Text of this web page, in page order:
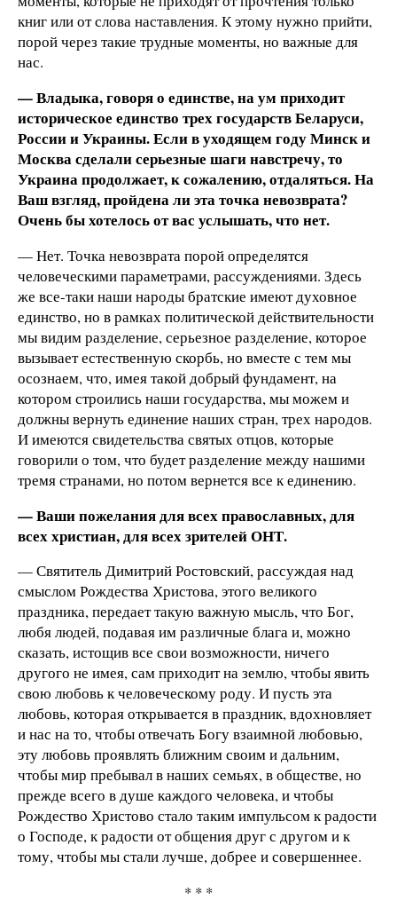
книг или от слова наставления. К этому нужно прийти,
порой через такие трудные моменты, но важные для
нас.
— Владыка, говоря о единстве, на ум приходит
историческое единство трех государств Беларуси,
России и Украины. Если в уходящем году Минск и
Москва сделали серьезные шаги навстречу, то
Украина продолжает, к сожалению, отдаляться. На
Ваш взгляд, пройдена ли эта точка невозврата?
Очень бы хотелось от вас услышать, что нет.
— Нет. Точка невозврата порой определятся
человеческими параметрами, рассуждениями. Здесь
же все-таки наши народы братские имеют духовное
единство, но в рамках политической действительности
мы видим разделение, серьезное разделение, которое
вызывает естественную скорбь, но вместе с тем мы
осознаем, что, имея такой добрый фундамент, на
котором строились наши государства, мы можем и
должны вернуть единение наших стран, трех народов.
И имеются свидетельства святых отцов, которые
говорили о том, что будет разделение между нашими
тремя странами, но потом вернется все к единению.
— Ваши пожелания для всех православных, для
всех христиан, для всех зрителей ОНТ.
— Святитель Димитрий Ростовский, рассуждая над
смыслом Рождества Христова, этого великого
праздника, передает такую важную мысль, что Бог,
любя людей, подавая им различные блага и, можно
сказать, истощив все свои возможности, ничего
другого не имея, сам приходит на землю, чтобы явить
свою любовь к человеческому роду. И пусть эта
любовь, которая открывается в праздник, вдохновляет
и нас на то, чтобы отвечать Богу взаимной любовью,
эту любовь проявлять ближним своим и дальним,
чтобы мир пребывал в наших семьях, в обществе, но
прежде всего в душе каждого человека, и чтобы
Рождество Христово стало таким импульсом к радости
о Господе, к радости от общения друг с другом и к
тому, чтобы мы стали лучше, добрее и совершеннее.
* * *